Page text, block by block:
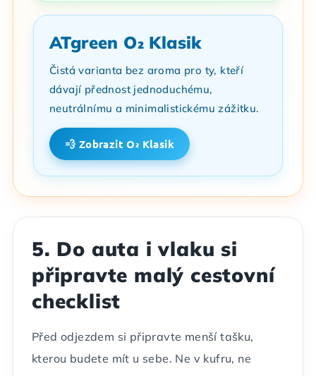
ATgreen O₂ Klasik
Čistá varianta bez aroma pro ty, kteří
dávají přednost jednoduchému,
neutrálnímu a minimalistickému zážitku.
💨 Zobrazit O₂ Klasik
5. Do auta i vlaku si
připravte malý cestovní
checklist
Před odjezdem si připravte menší tašku,
kterou budete mít u sebe. Ne v kufru, ne